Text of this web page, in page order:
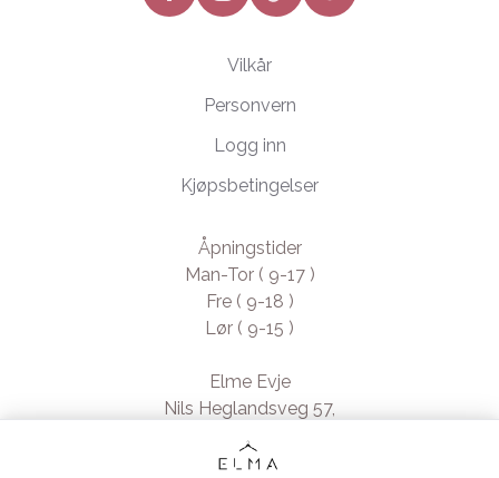
Vilkår
Personvern
Logg inn
Kjøpsbetingelser
Åpningstider
Man-Tor ( 9-17 )
Fre ( 9-18 )
Lør ( 9-15 )
Elme Evje
Nils Heglandsveg 57,
4735 Evje, Norway
- Org. nr. 923370994